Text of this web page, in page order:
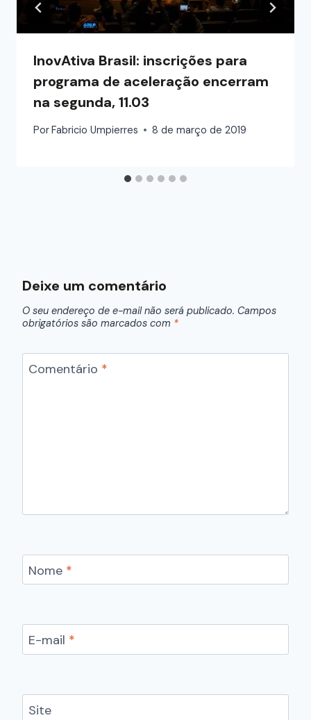
InovAtiva Brasil: inscrições para
programa de aceleração encerram
na segunda, 11.03
PorFabricio Umpierres 8 de março de 2019
Deixe um comentário
O seu endereço de e-mail não será publicado. Campos
obrigatórios são marcados com *
Comentário *
Nome *
E-mail *
Site